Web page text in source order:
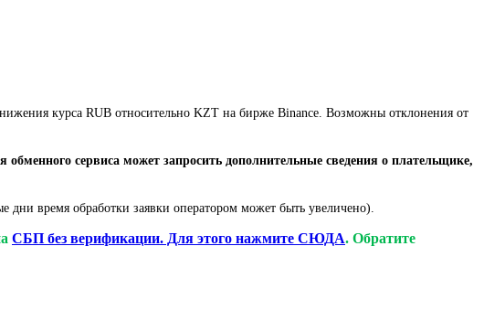
курса RUB относительно KZT на бирже Binance. Возможны отклонения от
сервиса может запросить дополнительные сведения о плательщике,
время обработки заявки оператором может быть увеличено).
СБП без верификации. Для этого нажмите СЮДА. Обратите